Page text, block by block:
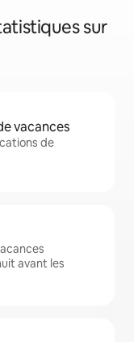
sur
vacances
de
avant les